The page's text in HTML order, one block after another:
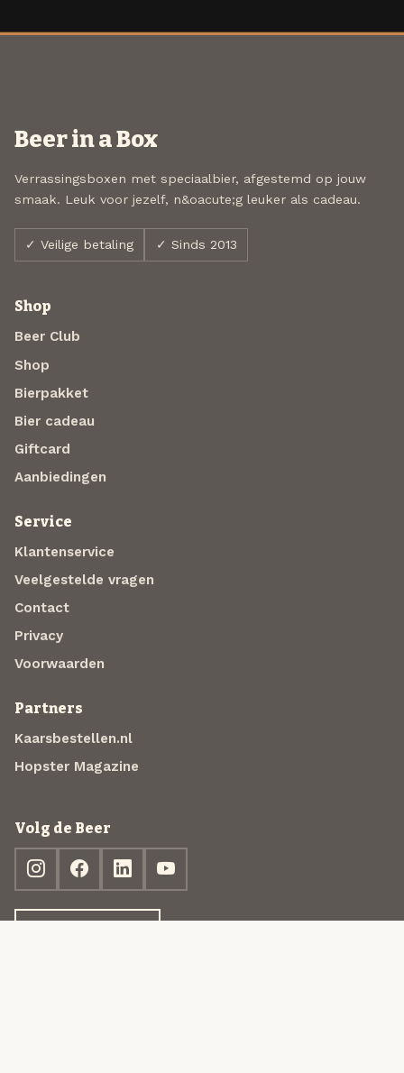
Beer in a Box
Verrassingsboxen met speciaalbier, afgestemd op jouw
smaak. Leuk voor jezelf, n&oacute;g leuker als cadeau.
✓ Veilige betaling ✓ Sinds 2013
Shop
Beer Club
Shop
Bierpakket
Bier cadeau
Giftcard
Aanbiedingen
Service
Klantenservice
Veelgestelde vragen
Contact
Privacy
Voorwaarden
Partners
Kaarsbestellen.nl
Hopster Magazine
Volg de Beer